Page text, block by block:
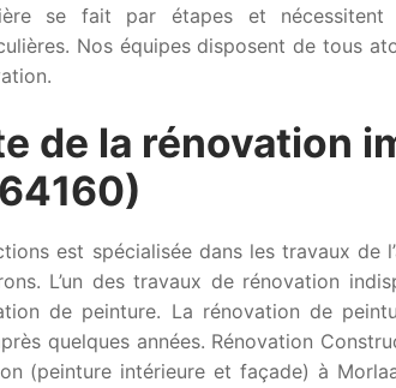
se fait par étapes et
Nos équipes disposent de tous
de la rénovation
est spécialisée dans les travaux de
L’un des travaux de rénovation
de peinture. La rénovation de
quelques années. Rénovation
(peinture intérieure et façade) à